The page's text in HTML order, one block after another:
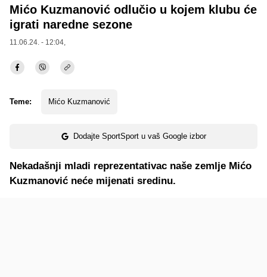
Mićo Kuzmanović odlučio u kojem klubu će
igrati naredne sezone
11.06.24. - 12:04,
Teme: Mićo Kuzmanović
Dodajte SportSport u vaš Google izbor
Nekadašnji mladi reprezentativac naše zemlje Mićo
Kuzmanović neće mijenati sredinu.